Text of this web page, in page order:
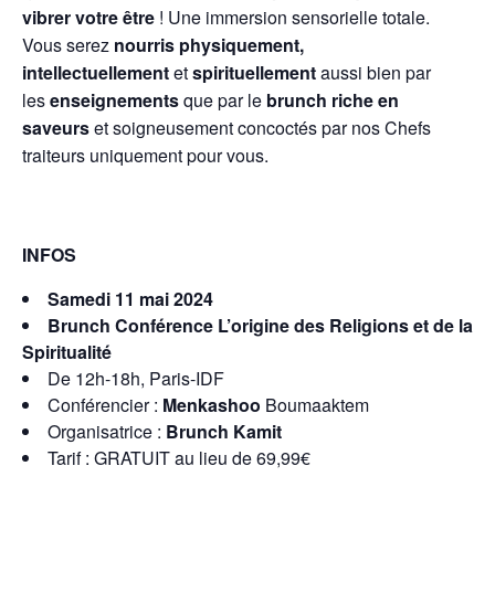
vibrer votre être ! Une immersion sensorielle totale.
Vous serez nourris physiquement,
intellectuellementetspirituellementaussi bien par
lesenseignementsque par le brunch riche en
saveurset soigneusement concoctés par nos Chefs
traiteurs uniquement pour vous.
INFOS
Samedi 11 mai 2024
Brunch Conférence L’origine des Religions et de la
Spiritualité
De 12h-18h, Paris-IDF
Conférencier : Menkashoo Boumaaktem
Organisatrice : Brunch Kamit
Tarif : GRATUIT au lieu de 69,99€